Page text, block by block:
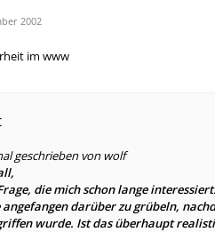
2002
im www
geschrieben von wolf
die mich schon lange interessiert.
angefangen darüber zu grübeln,
wurde. Ist das überhaupt